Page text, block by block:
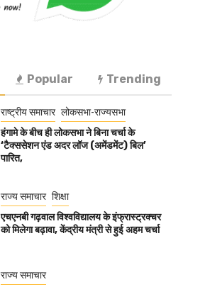
Popular Trending
राष्ट्रीय समाचार लोकसभा-राज्यसभा
हंगामे के बीच ही लोकसभा ने बिना चर्चा के
‘टैक्ससेशन एंड अदर लॉज (अमेंडमेंट) बिल’
पारित,
राज्य समाचार शिक्षा
एचएनबी गढ़वाल विश्वविद्यालय के इंफ्रास्ट्रक्चर
को मिलेगा बढ़ावा, केंद्रीय मंत्री से हुई अहम चर्चा
राज्य समाचार